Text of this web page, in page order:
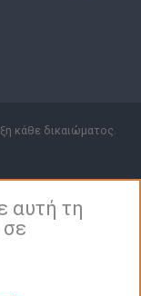
κάθε δικαιώματος.
αυτή τη
σε